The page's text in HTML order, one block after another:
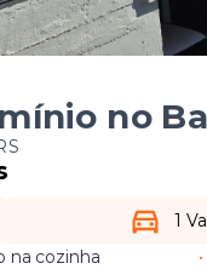
no
1
na cozinha •